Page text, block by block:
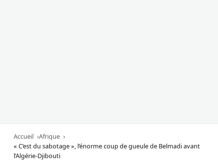
Accueil
Afrique
« C’est du sabotage », l’énorme coup de gueule de Belmadi avant
l’Algérie-Djibouti